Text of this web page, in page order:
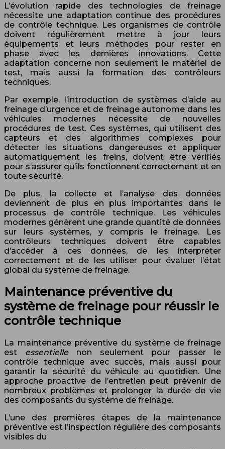
L’évolution rapide des technologies de freinage
nécessite une adaptation continue des procédures
de contrôle technique. Les organismes de contrôle
doivent régulièrement mettre à jour leurs
équipements et leurs méthodes pour rester en
phase avec les dernières innovations. Cette
adaptation concerne non seulement le matériel de
test, mais aussi la formation des contrôleurs
techniques.
Par exemple, l’introduction de systèmes d’aide au
freinage d’urgence et de freinage autonome dans les
véhicules modernes nécessite de nouvelles
procédures de test. Ces systèmes, qui utilisent des
capteurs et des algorithmes complexes pour
détecter les situations dangereuses et appliquer
automatiquement les freins, doivent être vérifiés
pour s’assurer qu’ils fonctionnent correctement et en
toute sécurité.
De plus, la collecte et l’analyse des données
deviennent de plus en plus importantes dans le
processus de contrôle technique. Les véhicules
modernes génèrent une grande quantité de données
sur leurs systèmes, y compris le freinage. Les
contrôleurs techniques doivent être capables
d’accéder à ces données, de les interpréter
correctement et de les utiliser pour évaluer l’état
global du système de freinage.
Maintenance préventive du
système de freinage pour réussir le
contrôle technique
La maintenance préventive du système de freinage
est essentielle non seulement pour passer le
contrôle technique avec succès, mais aussi pour
garantir la sécurité du véhicule au quotidien. Une
approche proactive de l’entretien peut prévenir de
nombreux problèmes et prolonger la durée de vie
des composants du système de freinage.
L’une des premières étapes de la maintenance
préventive est l’inspection régulière des composants
visibles du